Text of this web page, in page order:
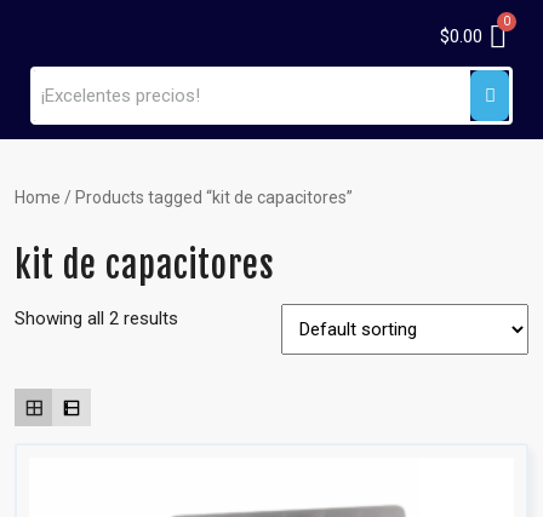
$0.00
Home / Products tagged “kit de capacitores”
kit de capacitores
Showing all 2 results